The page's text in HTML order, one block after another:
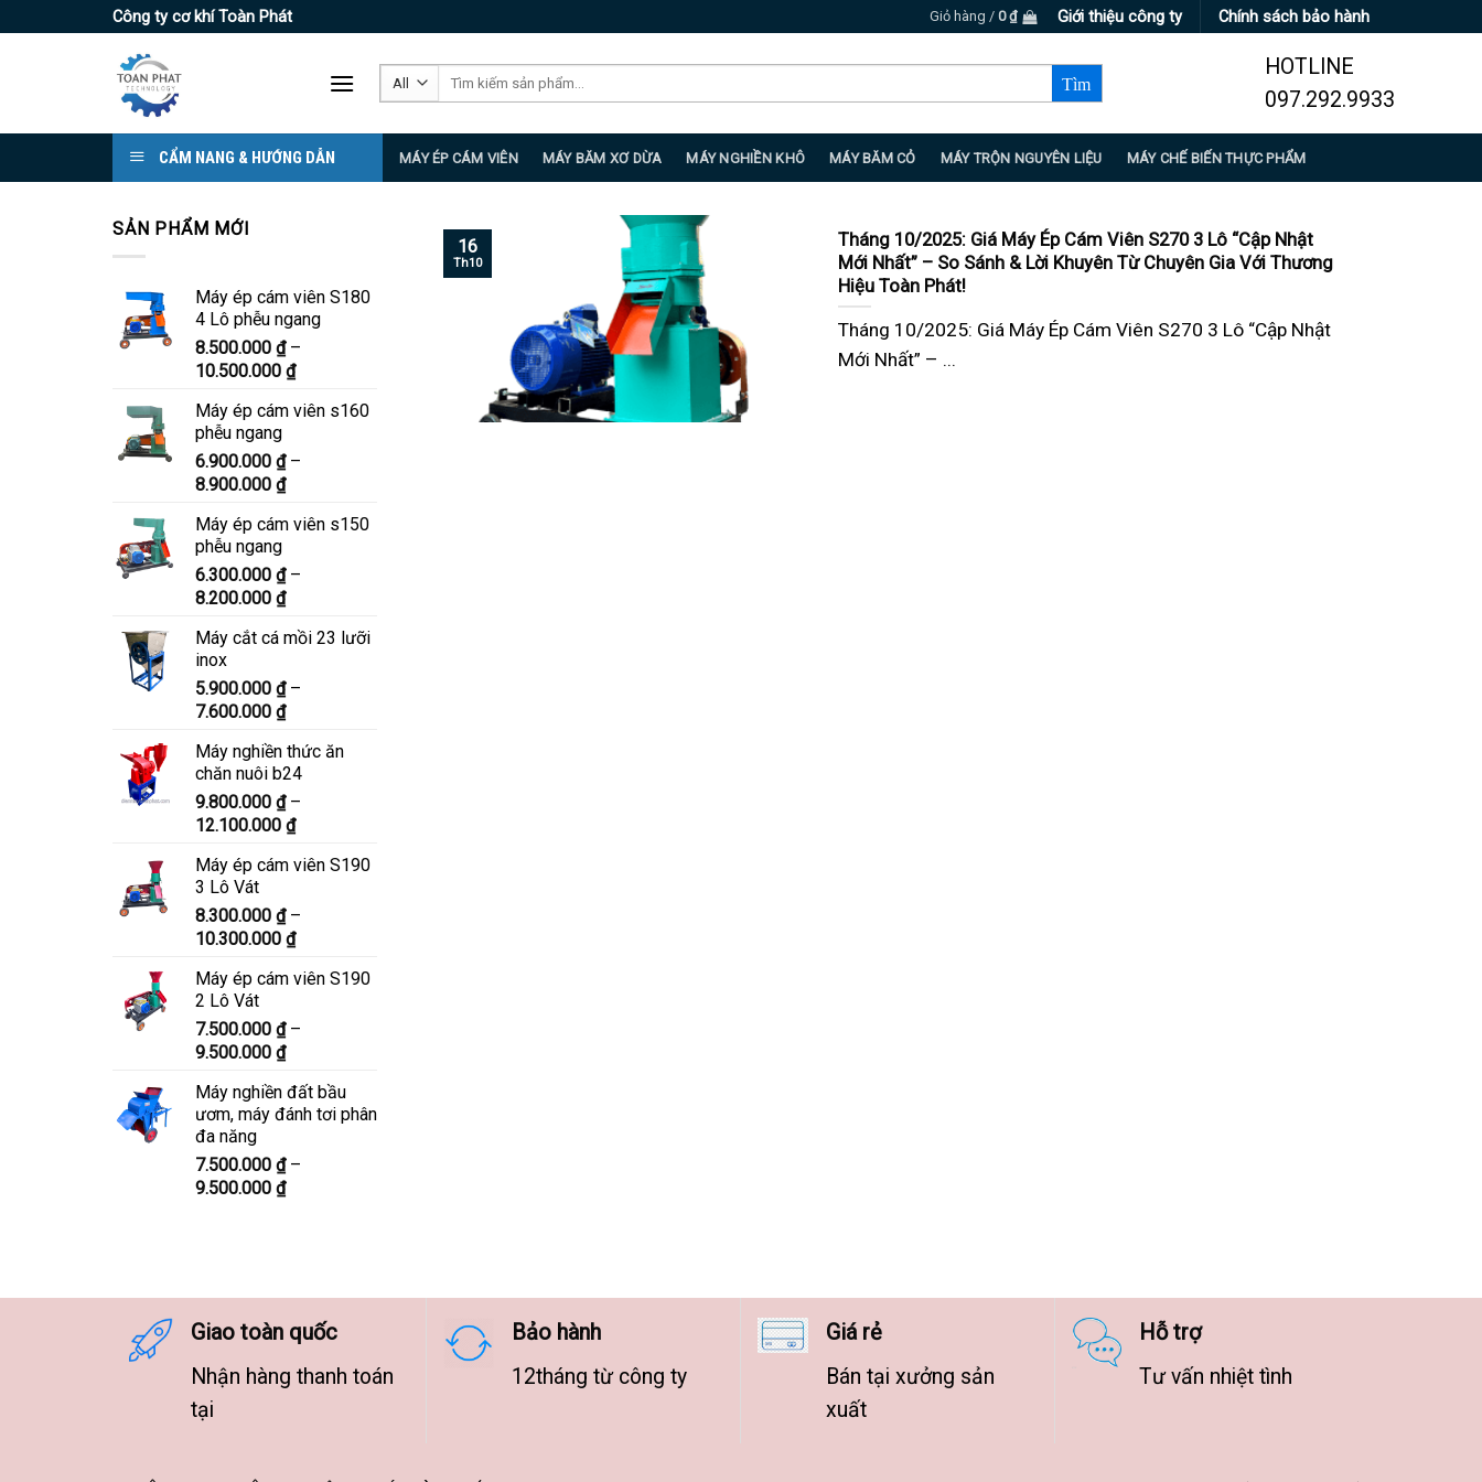
to
Công ty cơ khí Toàn Phát Giỏ hàng / 0₫ Giới thiệu công ty Chính sách bảo hành
Tìm
HOTLINE
097.292.9933
CẨM NANG & HƯỚNG DẪN MÁY ÉP CÁM VIÊN MÁY BĂM XƠ DỪA MÁY NGHIỀN KHÔ MÁY BĂM CỎ MÁY TRỘN NGUYÊN LIỆU MÁY CHẾ BIẾN THỰC PHẨM
SẢN PHẨM MỚI
Máy ép cám viên S180
4 Lô phễu ngang
8.500.000 ₫ –
10.500.000 ₫Khoảng
từ
đến
Máy ép cám viên s160
phễu ngang
6.900.000 ₫ –
8.900.000 ₫Khoảng
từ
đến
8.900.000 ₫
Máy ép cám viên s150
phễu ngang
6.300.000 ₫ –
8.200.000 ₫Khoảng
từ
đến
8.200.000 ₫
Máy cắt cá mồi 23 lưỡi
inox
5.900.000 ₫ –
7.600.000 ₫Khoảng
từ
5.900.000 ₫
đến
7.600.000 ₫
Máy nghiền thức ăn
chăn nuôi b24
9.800.000 ₫ –
12.100.000 ₫Khoảng
từ
đến
12.100.000 ₫
Máy ép cám viên S190
3 Lô Vát
8.300.000 ₫ –
10.300.000 ₫Khoảng
từ
đến
Máy ép cám viên S190
2 Lô Vát
7.500.000 ₫ –
9.500.000 ₫Khoảng
từ
7.500.000 ₫
9.500.000 ₫
Máy nghiền đất bầu
ươm, máy đánh tơi phân
đa năng
7.500.000 ₫ –
9.500.000 ₫Khoảng
9.500.000 ₫
Tháng 10/2025: Giá Máy Ép Cám Viên S270 3 Lô “Cập Nhật
Mới Nhất” – So Sánh & Lời Khuyên Từ Chuyên Gia Với Thương
Hiệu Toàn Phát!
Tháng 10/2025: Giá Máy Ép Cám Viên S270 3 Lô “Cập Nhật
Mới Nhất” – ...
16
Th10
Giao toàn quốc
Nhận hàng thanh toán
tại
Bảo hành
12tháng từ công ty
Giá rẻ
Bán tại xưởng sản
xuất
Hỗ trợ
Tư vấn nhiệt tình